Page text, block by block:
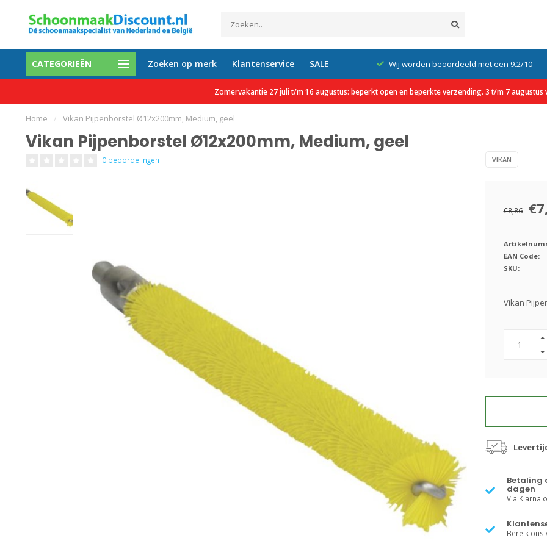
CATEGORIEËN Zoeken op merk Klantenservice SALE
tevreden klanten Gratis verzending vanaf €150 excl. btw Wij worden beoordeeld met een 9.2/10
Zomervakantie 27 juli t/m 16 augustus: beperkt open en beperkte verzending. 3 t/m 7 augustus
Home / Vikan Pijpenborstel Ø12x200mm, Medium, geel
Vikan Pijpenborstel Ø12x200mm, Medium, geel
0 beoordelingen VIKAN
€8,86
EAN Code:
SKU:
Vikan
Betaling
dagen
Via Klarna
Bereik ons